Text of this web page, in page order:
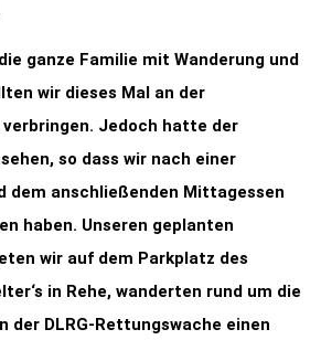
ganze Familie mit Wanderung und
wir dieses Mal an der
Jedoch hatte der
so dass wir nach einer
dem anschließenden Mittagessen
haben. Unseren geplanten
wir auf dem Parkplatz des
in Rehe, wanderten rund um die
DLRG-Rettungswache einen